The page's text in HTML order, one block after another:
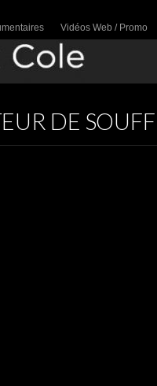
Vidéos Web / Promo
DE